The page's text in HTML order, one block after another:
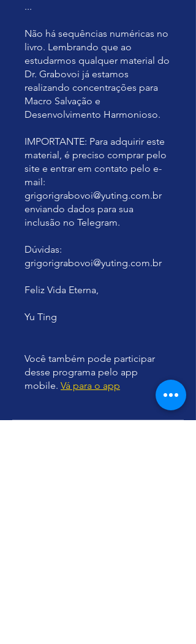
...
Não há sequências numéricas no
livro. Lembrando que ao
estudarmos qualquer material do
Dr. Grabovoi já estamos
realizando concentrações para
Macro Salvação e
Desenvolvimento Harmonioso.
IMPORTANTE: Para adquirir este
material, é preciso comprar pelo
site e entrar em contato pelo e-
mail:
grigorigrabovoi@yuting.com.br
enviando dados para sua
inclusão no Telegram.
Dúvidas:
grigorigrabovoi@yuting.com.br
Feliz Vida Eterna,
Yu Ting
Você também pode participar
desse programa pelo app
mobile. Vá para o app